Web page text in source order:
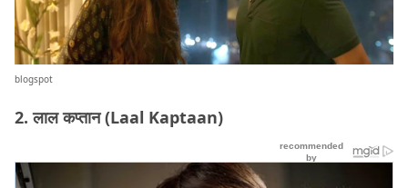
blogspot
2. लाल कप्तान (Laal Kaptaan)